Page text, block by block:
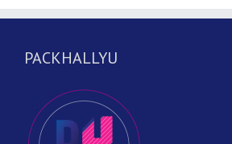
PACKHALLYU